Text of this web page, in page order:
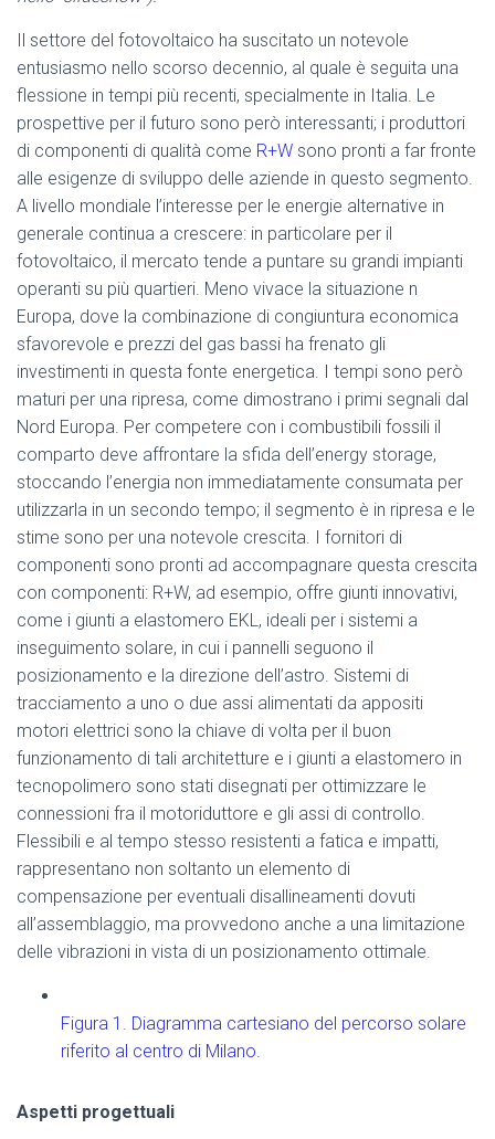
Il settore del fotovoltaico ha suscitato un notevole
entusiasmo nello scorso decennio, al quale è seguita una
flessione in tempi più recenti, specialmente in Italia. Le
prospettive per il futuro sono però interessanti; i produttori
di componenti di qualità come R+W sono pronti a far fronte
alle esigenze di sviluppo delle aziende in questo segmento.
A livello mondiale l’interesse per le energie alternative in
generale continua a crescere: in particolare per il
fotovoltaico, il mercato tende a puntare su grandi impianti
operanti su più quartieri. Meno vivace la situazione n
Europa, dove la combinazione di congiuntura economica
sfavorevole e prezzi del gas bassi ha frenato gli
investimenti in questa fonte energetica. I tempi sono però
maturi per una ripresa, come dimostrano i primi segnali dal
Nord Europa. Per competere con i combustibili fossili il
comparto deve affrontare la sfida dell’energy storage,
stoccando l’energia non immediatamente consumata per
utilizzarla in un secondo tempo; il segmento è in ripresa e le
stime sono per una notevole crescita. I fornitori di
componenti sono pronti ad accompagnare questa crescita
con componenti: R+W, ad esempio, offre giunti innovativi,
come i giunti a elastomero EKL, ideali per i sistemi a
inseguimento solare, in cui i pannelli seguono il
posizionamento e la direzione dell’astro. Sistemi di
tracciamento a uno o due assi alimentati da appositi
motori elettrici sono la chiave di volta per il buon
funzionamento di tali architetture e i giunti a elastomero in
tecnopolimero sono stati disegnati per ottimizzare le
connessioni fra il motoriduttore e gli assi di controllo.
Flessibili e al tempo stesso resistenti a fatica e impatti,
rappresentano non soltanto un elemento di
compensazione per eventuali disallineamenti dovuti
all’assemblaggio, ma provvedono anche a una limitazione
delle vibrazioni in vista di un posizionamento ottimale.
Figura 1. Diagramma cartesiano del percorso solare
riferito al centro di Milano.
Aspetti progettuali